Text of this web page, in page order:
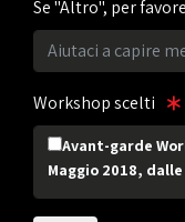
Se "Altro", per
Workshop scelti
Avant-garde
Maggio 2018,